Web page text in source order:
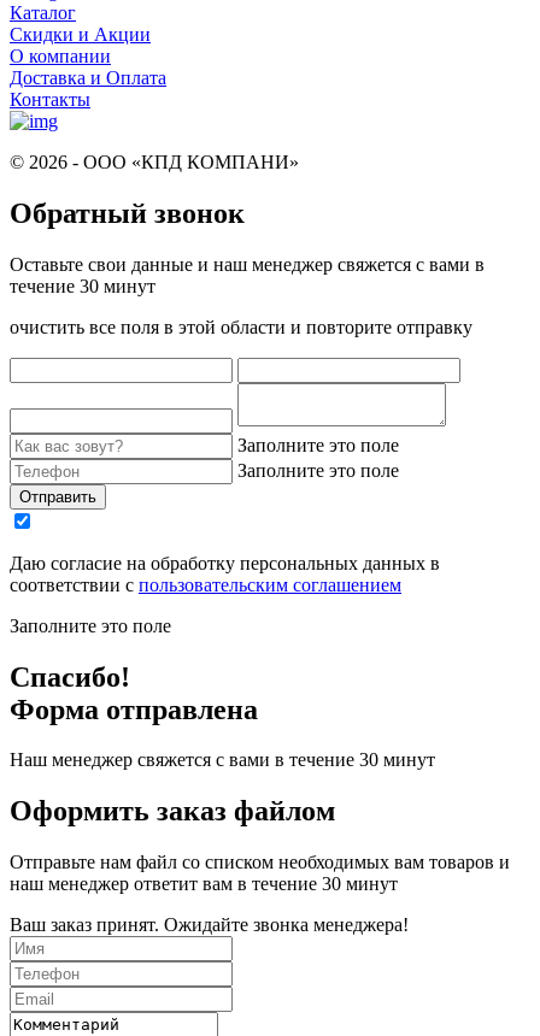
Каталог
Скидки и Акции
О компании
Доставка и Оплата
Контакты
© 2026 - ООО «КПД КОМПАНИ»
Обратный звонок
Оставьте свои данные и наш менеджер свяжется с вами в
течение 30 минут
очистить все поля в этой области и повторите отправку
Заполните это поле
Заполните это поле
Отправить
Даю согласие на обработку персональных данных в
соответствии с пользовательским соглашением
Заполните это поле
Спасибо!
Форма отправлена
Наш менеджер свяжется с вами в течение 30 минут
Оформить заказ файлом
Отправьте нам файл со списком необходимых вам товаров и
наш менеджер ответит вам в течение 30 минут
Ваш заказ принят. Ожидайте звонка менеджера!